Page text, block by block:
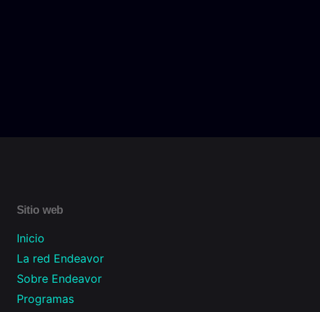
Sitio web
Inicio
La red Endeavor
Sobre Endeavor
Programas